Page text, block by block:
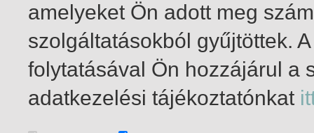
1-6 / összesen 6 találat
amelyeket Ön adott meg
szolgáltatásokból gyűjtöttek.
folytatásával Ön hozzájárul a
adatkezelési tájékoztatónkat